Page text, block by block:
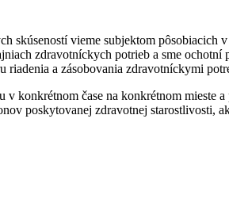
skúseností vieme subjektom
zdravotníckych potrieb a sme ochotní
a zásobovania zdravotníckymi
konkrétnom čase na konkrétnom mieste
poskytovanej zdravotnej starostlivosti,